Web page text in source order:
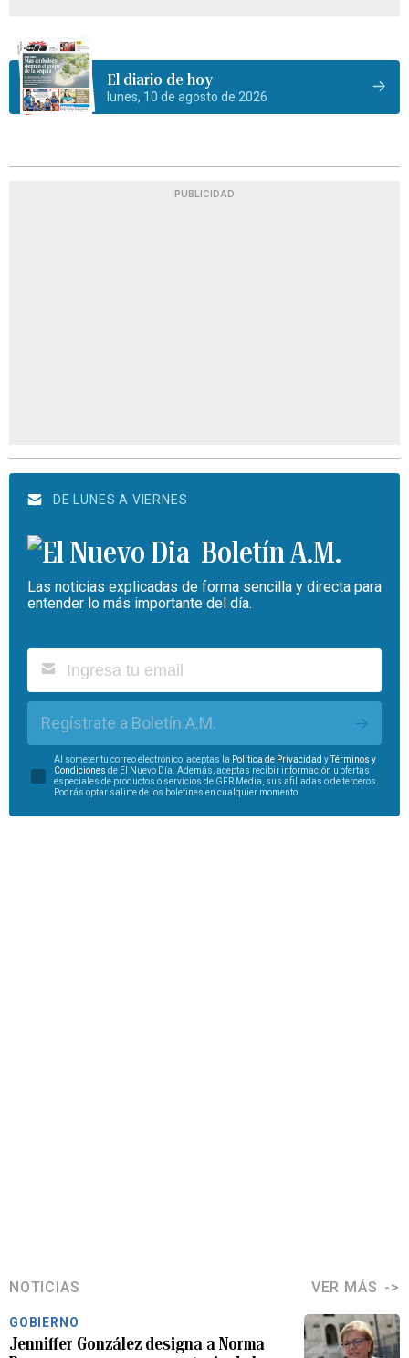
El diario de hoy
lunes, 10 de agosto de 2026
PUBLICIDAD
DE LUNES A VIERNES
Boletín A.M.
Las noticias explicadas de forma sencilla y directa para
entender lo más importante del día.
Regístrate a Boletín A.M.
Al someter tu correo electrónico, aceptas la Política de Privacidad y
Términos y
Condiciones de El Nuevo Día. Además, aceptas recibir información u ofertas
especiales de productos o servicios de GFR Media, sus afiliadas o de terceros.
Podrás optar salirte de los boletines en cualquier momento.
NOTICIAS VER MÁS
GOBIERNO
Jenniffer González designa a Norma